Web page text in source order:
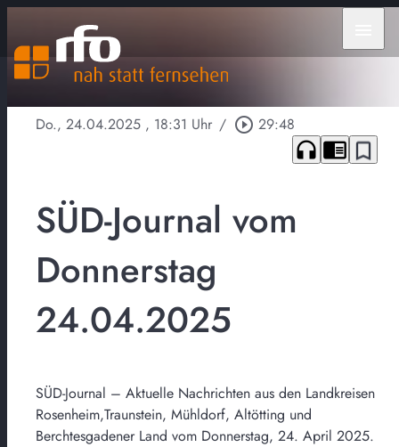
Do., 24.04.2025 , 18:31 Uhr / play_circle_outline 29:48
headphones chrome_reader_mode bookmark_border
SÜD-Journal vom
Donnerstag
24.04.2025
SÜD-Journal – Aktuelle Nachrichten aus den Landkreisen
Rosenheim,Traunstein, Mühldorf, Altötting und
Berchtesgadener Land vom Donnerstag, 24. April 2025.